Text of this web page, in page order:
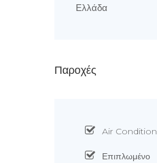
Ελλάδα
Παροχές
Air Condition
Επιπλωμένο